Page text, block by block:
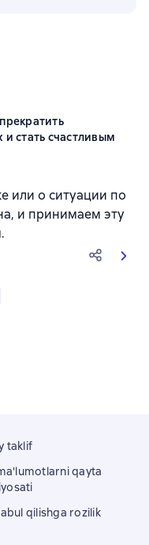
и стать счастливым
основе 187 оценок
или о ситуации по
и принимаем эту
taklif
qayta
qilishga rozilik